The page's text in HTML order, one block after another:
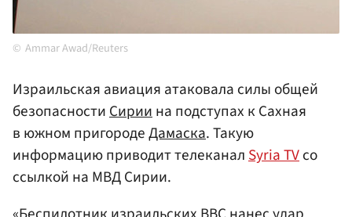
Ammar Awad/Reuters
Израильская авиация атаковала силы общей
безопасностиСириина подступах к Сахная
в южном пригородеДамаска. Такую
информацию приводит телеканалSyria TVсо
ссылкой на МВД Сирии.